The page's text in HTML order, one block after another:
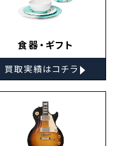
食器・ギフト
買取実績はコチラ ▸